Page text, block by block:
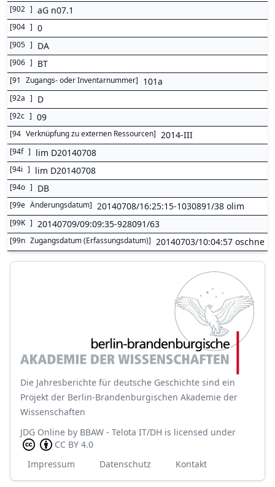
[902 ] aG n07.1
[904 ] 0
[905 ] DA
[906 ] BT
[91 Zugangs- oder Inventarnummer] 101a
[92a ] D
[92c ] 09
[94 Verknüpfung zu externen Ressourcen] 2014-III
[94f ] lim D20140708
[94i ] lim D20140708
[94o ] DB
[99e Änderungsdatum] 20140708/16:25:15-1030891/38 olim
[99K ] 20140709/09:09:35-928091/63
[99n Zugangsdatum (Erfassungsdatum)] 20140703/10:04:57 oschne
Die Jahresberichte für deutsche Geschichte sind ein
Projekt der Berlin-Brandenburgischen Akademie der
Wissenschaften
JDG Online by BBAW - Telota IT/DH is licensed under
CC BY 4.0
Impressum
Datenschutz Kontakt